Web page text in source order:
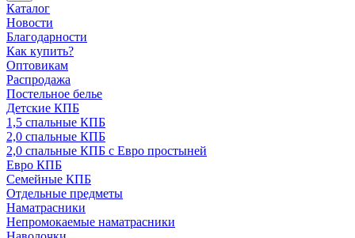
Каталог
Новости
Благодарности
Как купить?
Оптовикам
Распродажа
Постельное белье
Детские КПБ
1,5 спальные КПБ
2,0 спальные КПБ
2,0 спальные КПБ с Евро простыней
Евро КПБ
Семейные КПБ
Отдельные предметы
Наматрасники
Непромокаемые наматрасники